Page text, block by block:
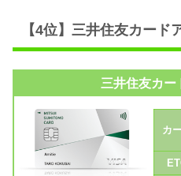
【4位】三井住友カード
三井住友カー
カ